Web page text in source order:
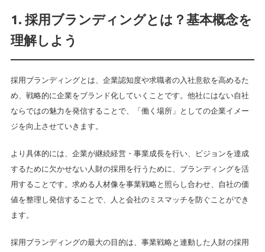
1. 採用ブランディングとは？基本概念を
理解しよう
採用ブランディングとは、企業認知度や求職者の入社意欲を高めるた
め、戦略的に企業をブランド化していくことです。他社にはない自社
ならではの魅力を発信することで、「働く場所」としての企業イメー
ジを向上させていきます。
より具体的には、企業が継続経営・事業成長を行い、ビジョンを達成
するために欠かせない人財の採用を行うために、ブランディングを活
用することです。求める人材像を事業戦略と照らし合わせ、自社の価
値を整理し発信することで、人と会社のミスマッチを防ぐことができ
ます。
採用ブランディングの最大の目的は、事業戦略と連動した人財の採用